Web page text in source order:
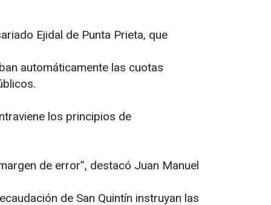
Ejidal de Punta Prieta, que
automáticamente las cuotas
los principios de
de error”, destacó Juan Manuel
de San Quintín instruyan las